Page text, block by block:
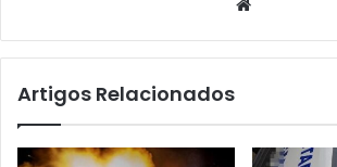
te
Artigos Relacionados